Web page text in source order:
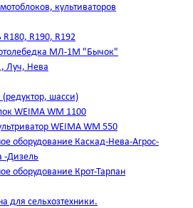
культиваторов
R190, R192
МЛ-1М "Бычок"
Луч, Нева
шасси)
WEIMA WM 1100
WEIMA WM 550
оборудование Каскад-Нева-Агрос-
-Дизель
оборудование Крот-Тарпан
для сельхозтехники.